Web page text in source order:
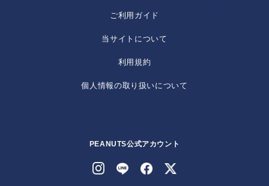
ご利用ガイド
当サイトについて
利用規約
個人情報の取り扱いについて
PEANUTS公式アカウント